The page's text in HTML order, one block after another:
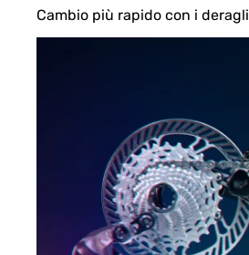
Cambio più rapido con i